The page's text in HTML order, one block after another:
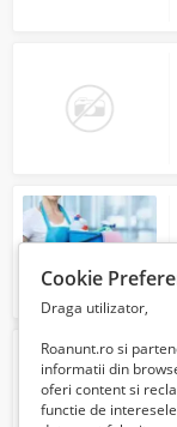
Cookie
Draga utilizator,
Roanunt.ro si
informatii din
oferi content si
functie de